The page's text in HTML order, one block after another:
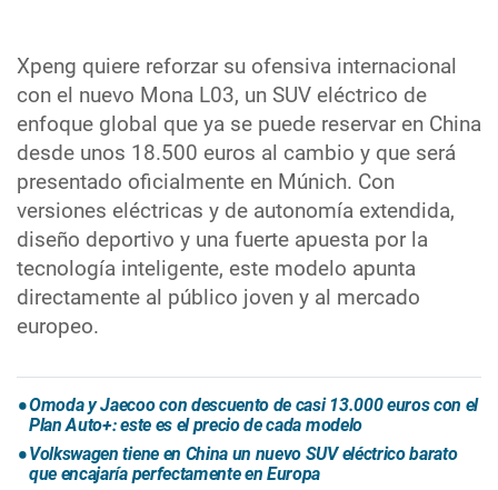
Xpeng quiere reforzar su ofensiva internacional
con el nuevo Mona L03, un SUV eléctrico de
enfoque global que ya se puede reservar en China
desde unos 18.500 euros al cambio y que será
presentado oficialmente en Múnich. Con
versiones eléctricas y de autonomía extendida,
diseño deportivo y una fuerte apuesta por la
tecnología inteligente, este modelo apunta
directamente al público joven y al mercado
europeo.
Omoda y Jaecoo con descuento de casi 13.000 euros con el
Plan Auto+: este es el precio de cada modelo
Volkswagen tiene en China un nuevo SUV eléctrico barato
que encajaría perfectamente en Europa